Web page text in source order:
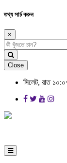
তথ্য সার্চ করুন
×
Close
সিলেট, রাত